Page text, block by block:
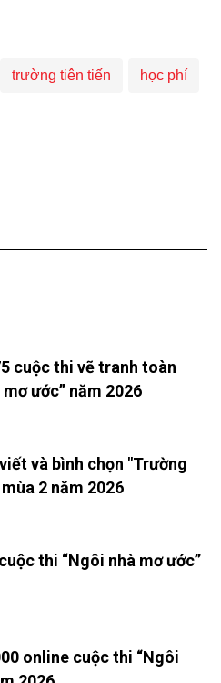
trường tiên tiến học phí
cuộc thi vẽ tranh toàn
ước” năm 2026
và bình chọn "Trường
2 năm 2026
thi “Ngôi nhà mơ ước”
online cuộc thi “Ngôi